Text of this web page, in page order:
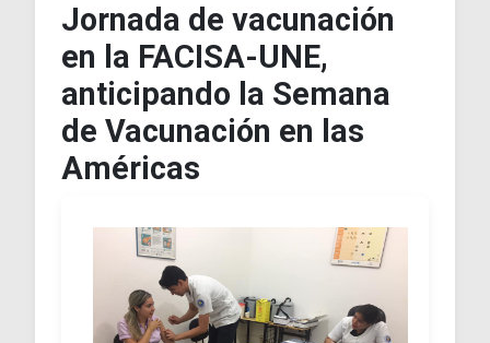
Jornada de vacunación
en la FACISA-UNE,
anticipando la Semana
de Vacunación en las
Américas